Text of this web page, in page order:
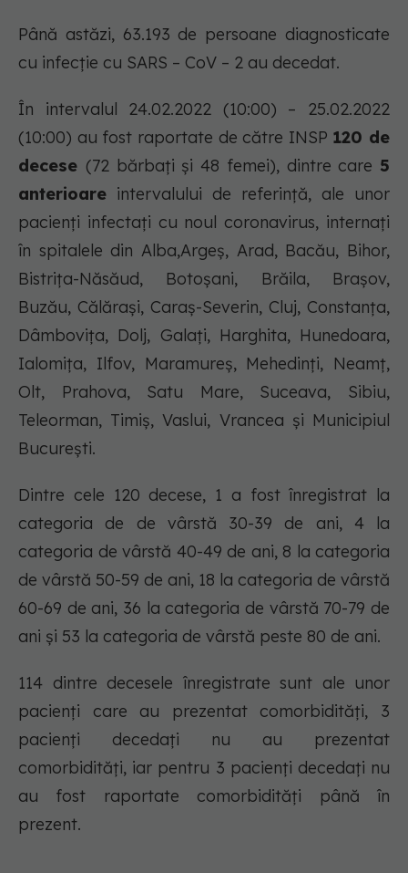
Până astăzi, 63.193 de persoane diagnosticate
cu infecție cu SARS – CoV – 2 au decedat.
În intervalul 24.02.2022 (10:00) – 25.02.2022
(10:00) au fost raportate de către INSP 120 de
decese (72 bărbați și 48 femei), dintre care 5
anterioare intervalului de referință, ale unor
pacienți infectați cu noul coronavirus, internați
în spitalele din Alba,Argeș, Arad, Bacău, Bihor,
Bistrița-Năsăud, Botoșani, Brăila, Brașov,
Buzău, Călărași, Caraș-Severin, Cluj, Constanța,
Dâmbovița, Dolj, Galați, Harghita, Hunedoara,
Ialomița, Ilfov, Maramureș, Mehedinți, Neamț,
Olt, Prahova, Satu Mare, Suceava, Sibiu,
Teleorman, Timiș, Vaslui, Vrancea și Municipiul
București.
Dintre cele 120 decese, 1 a fost înregistrat la
categoria de de vârstă 30-39 de ani, 4 la
categoria de vârstă 40-49 de ani, 8 la categoria
de vârstă 50-59 de ani, 18 la categoria de vârstă
60-69 de ani, 36 la categoria de vârstă 70-79 de
ani și 53 la categoria de vârstă peste 80 de ani.
114 dintre decesele înregistrate sunt ale unor
pacienți care au prezentat comorbidități, 3
pacienți decedați nu au prezentat
comorbidități, iar pentru 3 pacienți decedați nu
au fost raportate comorbidități până în
prezent.